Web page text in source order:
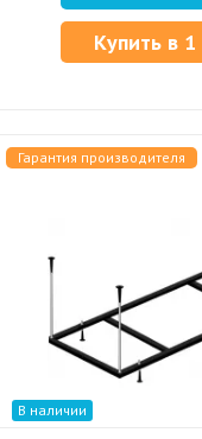
Купить в 1
Сравнить
Гарантия производителя
В наличии